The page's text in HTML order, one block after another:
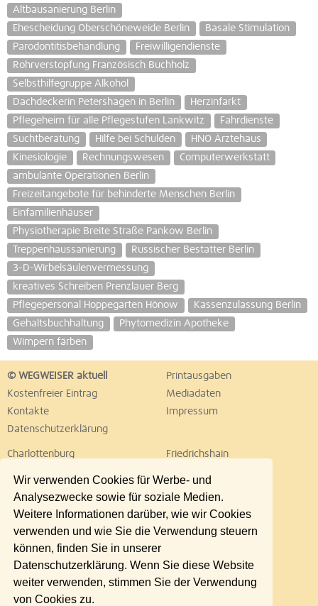
Wir verwenden Cookies für Werbe- und
Analysezwecke sowie für soziale Medien.
Weitere Informationen darüber, wie wir Cookies
verwenden und wie Sie die Verwendung steuern
können, finden Sie in unserer
Datenschutzerklärung. Wenn Sie diese Website
weiter verwenden, stimmen Sie der Verwendung
von Cookies zu.
Altbausanierung Berlin
Ehescheidung Oberschöneweide Berlin
Basale Stimulation
Parodontitisbehandlung
Freiwilligendienste
Rohrverstopfung Französisch Buchholz
Selbsthilfegruppe Alkohol
Dachdeckerin Petershagen in Berlin
Herzinfarkt
Pflegeheim für alle Pflegestufen Lankwitz
Fahrdienste
Suchtberatung
Hilfe bei Schulden
HNO Ärztehaus
Kinesiologie
Rechnungswesen
Computerwerkstatt
ambulante Operationen Berlin
Freizeitangebote für behinderte Menschen Berlin
Einfamilienhäuser
Physiotherapie Breite Straße Pankow Berlin
Treppenhaussanierung
Russischer Bestatter Berlin
3-D-Wirbelsäulenvermessung
kreatives Schreiben Prenzlauer Berg
Pflegepersonal Hoppegarten Hönow
Kassenzulassung Berlin
Gehaltsbuchhaltung
Phytomedizin Apotheke
Wimpern färben
© WEGWEISER aktuell
Printausgaben
Kostenfreier Eintrag
Mediadaten
Kontakte
Impressum
Datenschutzerklärung
Charlottenburg
Friedrichshain
Lichtenberg
Marzahn
Neukölln
Pankow
Reinickendorf
Schöneberg
Spandau
Steglitz
Tempelhof